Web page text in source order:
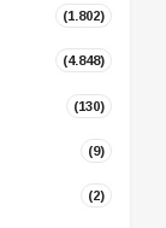
(1.802)
(4.848)
(130)
(9)
(2)